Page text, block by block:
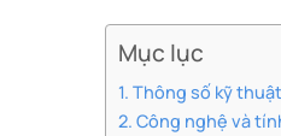
Mục lục
Thông số kỹ
Công nghệ và